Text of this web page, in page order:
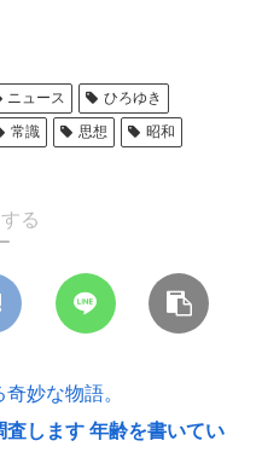
ニュース
ひろゆき
常識 思想
昭和
る
妙な物語。
します 年齢を書いてい